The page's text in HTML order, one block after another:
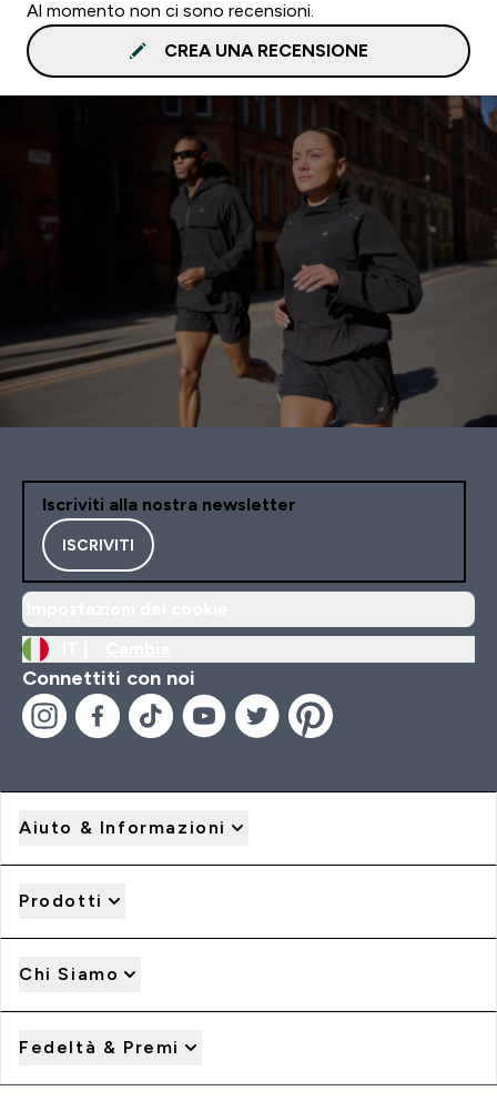
Al momento non ci sono recensioni.
CREA UNA RECENSIONE
Iscriviti alla nostra newsletter
ISCRIVITI
Connettiti con noi
Aiuto & Informazioni
Prodotti
Chi Siamo
Fedeltà & Premi